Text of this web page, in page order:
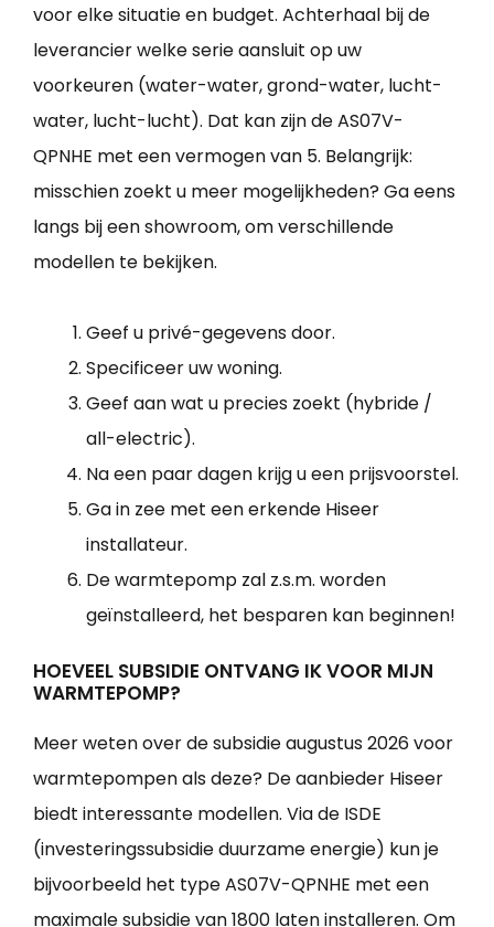
voor elke situatie en budget. Achterhaal bij de
leverancier welke serie aansluit op uw
voorkeuren (water-water, grond-water, lucht-
water, lucht-lucht). Dat kan zijn de AS07V-
QPNHE met een vermogen van 5. Belangrijk:
misschien zoekt u meer mogelijkheden? Ga eens
langs bij een showroom, om verschillende
modellen te bekijken.
Geef u privé-gegevens door.
Specificeer uw woning.
Geef aan wat u precies zoekt (hybride /
all-electric).
Na een paar dagen krijg u een prijsvoorstel.
Ga in zee met een erkende Hiseer
installateur.
De warmtepomp zal z.s.m. worden
geïnstalleerd, het besparen kan beginnen!
HOEVEEL SUBSIDIE ONTVANG IK VOOR MIJN
WARMTEPOMP?
Meer weten over de subsidie augustus 2026 voor
warmtepompen als deze? De aanbieder Hiseer
biedt interessante modellen. Via de ISDE
(investeringssubsidie duurzame energie) kun je
bijvoorbeeld het type AS07V-QPNHE met een
maximale subsidie van 1800 laten installeren. Om